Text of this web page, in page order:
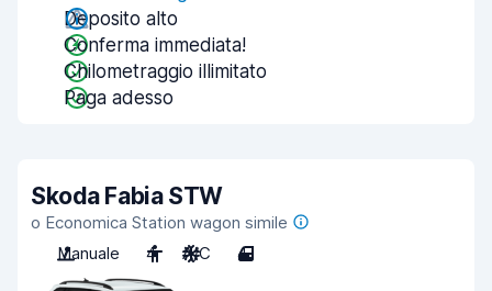
Deposito alto
Conferma immediata!
Chilometraggio illimitato
Paga adesso
Skoda Fabia STW
o Economica Station wagon simile
Manuale
4 A/C 4